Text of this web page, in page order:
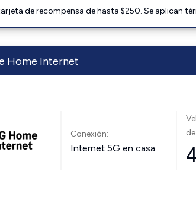
de recompensa de hasta $250. Se aplican
Home Internet
Conexión:
Internet 5G en casa